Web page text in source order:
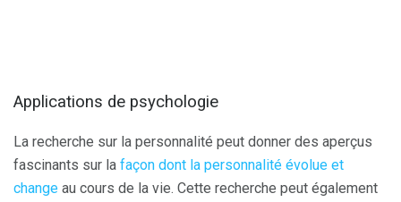
Applications de psychologie
La recherche sur la personnalité peut donner des aperçus
fascinants sur la façon dont la personnalité évolue et
change au cours de la vie. Cette recherche peut également